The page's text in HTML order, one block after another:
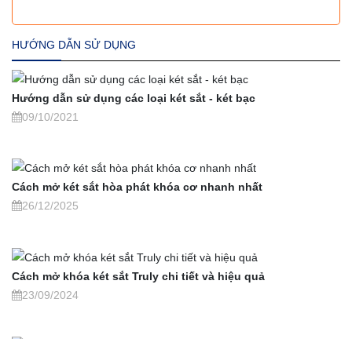
HƯỚNG DẪN SỬ DỤNG
Hướng dẫn sử dụng các loại két sắt - két bạc
09/10/2021
Cách mở két sắt hòa phát khóa cơ nhanh nhất
26/12/2025
Cách mở khóa két sắt Truly chi tiết và hiệu quả
23/09/2024